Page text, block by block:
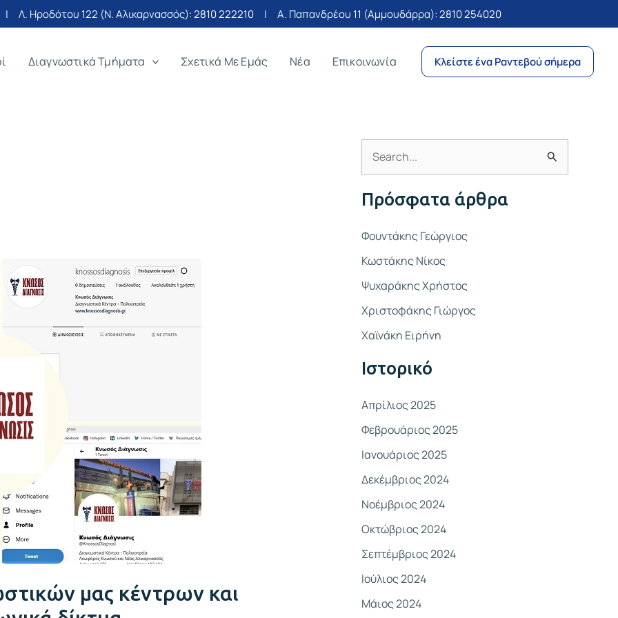
| Λ. Ηροδότου 122 (Ν. Αλικαρνασσός):2810 222210 | Α. Παπανδρέου 11 (Αμμουδάρρα):2810 254020
Διαγνωστικά Τμήματα Σχετικά Με Εμάς Νέα Επικοινωνία Κλείστε ένα Ραντεβού σήμερα
μας κέντρων και
α
τ
η
σ
η
α
:
Πρόσφατα άρθρα
Φουντάκης Γεώργιος
Κωστάκης Νίκος
Ψυχαράκης Χρήστος
Χριστοφάκης Γιώργος
Χαϊνάκη Ειρήνη
Ιστορικό
Απρίλιος 2025
Φεβρουάριος 2025
Ιανουάριος 2025
Δεκέμβριος 2024
Νοέμβριος 2024
Οκτώβριος 2024
Σεπτέμβριος 2024
Ιούλιος 2024
Μάιος 2024